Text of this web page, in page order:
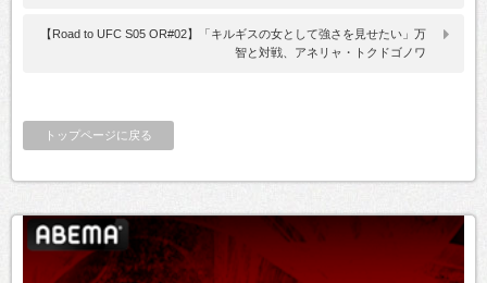
【Road to UFC S05 OR#02】「キルギスの女として強さを見せたい」万
智と対戦、アネリャ・トクドゴノワ
トップページに戻る